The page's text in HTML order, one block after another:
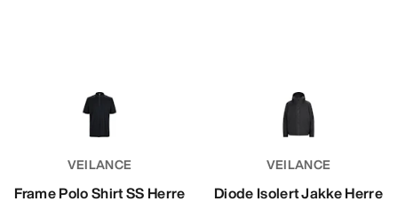
VEILANCE
Frame Polo Shirt SS Herre
VEILANCE
Diode Isolert Jakke Herre